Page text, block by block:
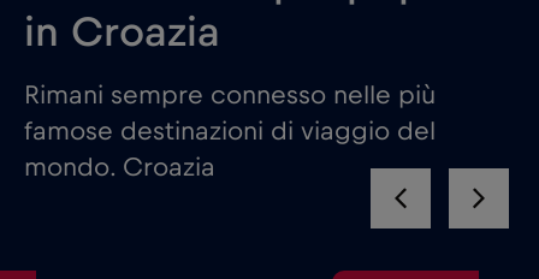
in Croazia
Rimani sempre connesso nelle più
famose destinazioni di viaggio del
mondo. Croazia